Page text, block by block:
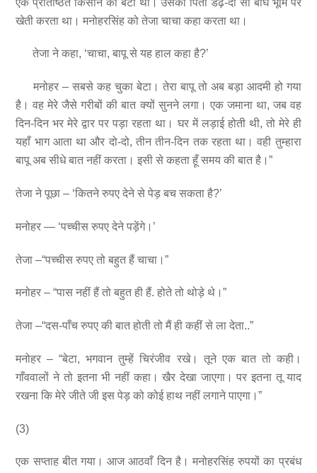
खेती करता था। मनोहरसिंह को तेजा चाचा कहा करता था।
तेजा ने कहा, ‘चाचा, बापू से यह हाल कहा है?’
मनोहर – सबसे कह चुका बेटा। तेरा बापू तो अब बड़ा आदमी हो गया
है। वह मेरे जैसे गरीबों की बात क्यों सुनने लगा। एक जमाना था, जब वह
दिन-दिन भर मेरे द्वार पर पड़ा रहता था। घर में लड़ाई होती थी, तो मेरे ही
यहाँ भाग आता था और दो-दो, तीन तीन-दिन तक रहता था। वही तुम्हारा
बापू अब सीधे बात नहीं करता। इसी से कहता हूँ समय की बात है।”
तेजा ने पूछा – ‘कितने रुपए देने से पेड़ बच सकता है?’
मनोहर — ‘पच्चीस रुपए देने पड़ेंगे।’
तेजा –“पच्चीस रुपए तो बहुत हैं चाचा।”
मनोहर – “पास नहीं हैं तो बहुत ही हैं. होते तो थोड़े थे।”
तेजा –“दस-पाँच रुपए की बात होती तो मैं ही कहीं से ला देता..”
मनोहर – “बेटा, भगवान तुम्हें चिरंजीव रखे। तूने एक बात तो कही।
गाँववालों ने तो इतना भी नहीं कहा। खैर देखा जाएगा। पर इतना तू याद
रखना कि मेरे जीते जी इस पेड़ को कोई हाथ नहीं लगाने पाएगा।”
(3)
एक सप्ताह बीत गया। आज आठवाँ दिन है। मनोहरसिंह रुपयों का प्रबंध